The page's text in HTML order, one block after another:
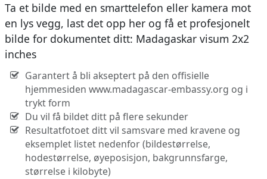
Ta et bilde med en smarttelefon eller kamera mot
en lys vegg, last det opp her og få et profesjonelt
bilde for dokumentet ditt: Madagaskar visum 2x2
inches
Garantert å bli akseptert på den offisielle
hjemmesiden www.madagascar-embassy.org og i
trykt form
Du vil få bildet ditt på flere sekunder
Resultatfotoet ditt vil samsvare med kravene og
eksemplet listet nedenfor (bildestørrelse,
hodestørrelse, øyeposisjon, bakgrunnsfarge,
størrelse i kilobyte)